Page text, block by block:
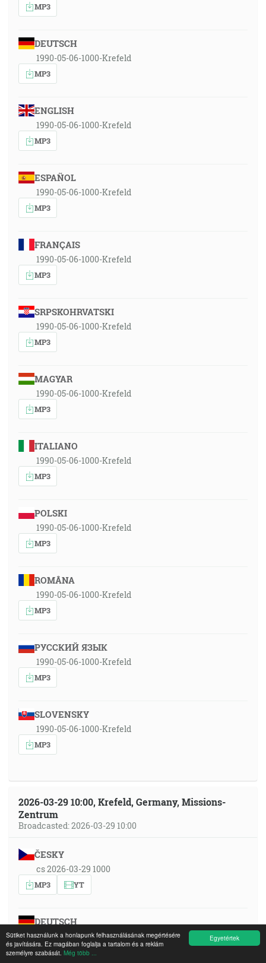
Egyetértek
Sütiket használunk a honlapunk felhasználásának megértésére
és javítására. Ez magában foglalja a tartalom és a reklám
személyre szabását. Még több ...
MP3
DEUTSCH
1990-05-06-1000-Krefeld
MP3
ENGLISH
1990-05-06-1000-Krefeld
MP3
ESPAÑOL
1990-05-06-1000-Krefeld
MP3
FRANÇAIS
1990-05-06-1000-Krefeld
MP3
SRPSKOHRVATSKI
1990-05-06-1000-Krefeld
MP3
MAGYAR
1990-05-06-1000-Krefeld
MP3
ITALIANO
1990-05-06-1000-Krefeld
MP3
POLSKI
1990-05-06-1000-Krefeld
MP3
ROMÂNA
1990-05-06-1000-Krefeld
MP3
РУССКИЙ ЯЗЫК
1990-05-06-1000-Krefeld
MP3
SLOVENSKY
1990-05-06-1000-Krefeld
MP3
2026-03-29 10:00, Krefeld, Germany, Missions-
Zentrum
Broadcasted: 2026-03-29 10:00
ČESKY
cs 2026-03-29 1000
MP3 YT
DEUTSCH
de 2026-03-29 1000
MP3 YT